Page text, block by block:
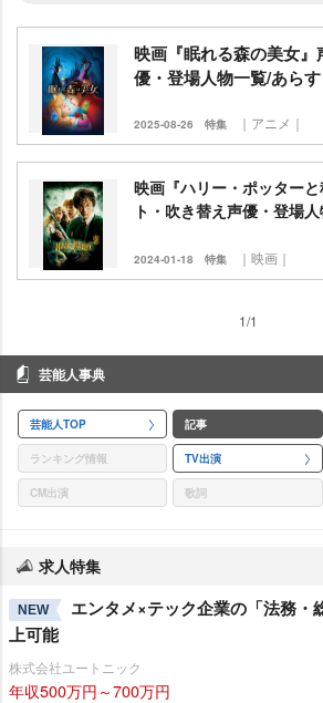
映画『眠れる森の美女
優・登場人物一覧/あら
2025-08-26 特集 ｜アニメ｜
映画『ハリー・ポッター
ト・吹き替え声優・登場
2024-01-18 特集 ｜映画｜
1/1
芸能人事典
芸能人TOP 記事
ランキング情報 TV出演
CM出演 歌詞
求人特集
NEW
エンタメ×テック企業の「法務・
上可能
株式会社ユートニック
年収500万円～700万円